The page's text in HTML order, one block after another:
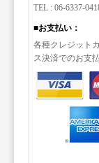
TEL : 06-6337-
■お支払い：
各種クレジット
ス決済でのお支